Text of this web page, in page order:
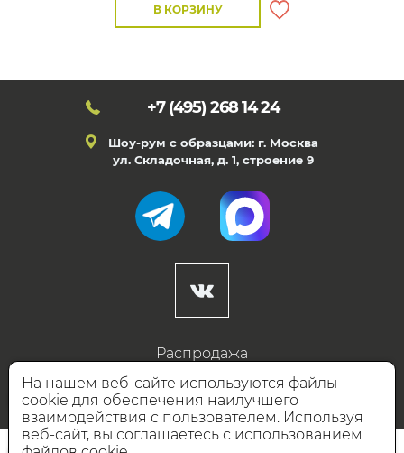
В КОРЗИНУ
+7 (495) 268 14 24
Шоу-рум с образцами: г. Москва
ул. Складочная, д. 1, строение 9
Распродажа
Готовые дизайны
Дизайнерам
НАШИ ПАРТНЁРЫ
На нашем веб-сайте используются файлы
cookie для обеспечения наилучшего
взаимодействия с пользователем. Используя
веб-сайт, вы соглашаетесь с использованием